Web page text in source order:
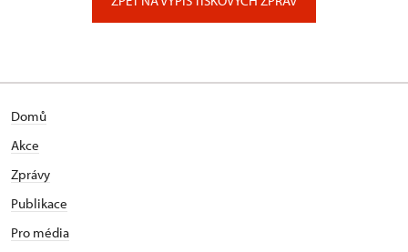
Domů
Akce
Zprávy
Publikace
Pro média